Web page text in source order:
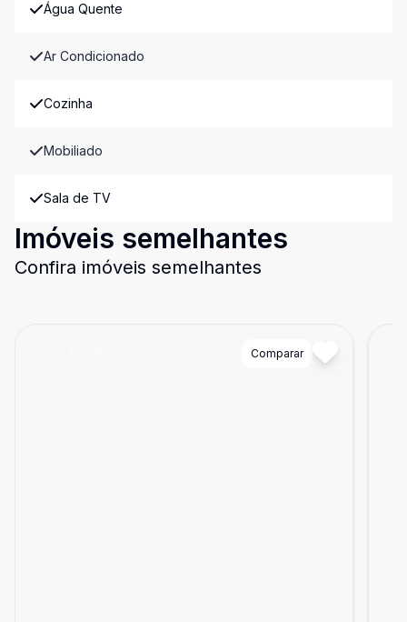
Água Quente
Ar Condicionado
Cozinha
Mobiliado
Sala de TV
Imóveis semelhantes
Confira imóveis semelhantes
Comparar